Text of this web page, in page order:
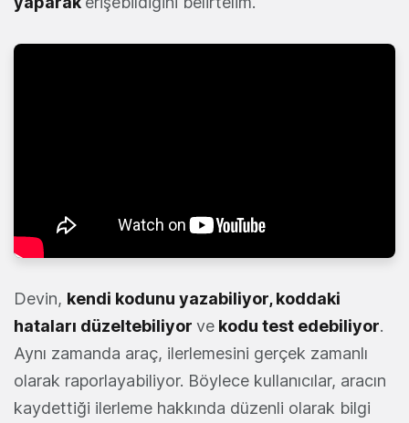
Devin, kendi kodunu yazabiliyor, koddaki
hataları düzeltebiliyor ve kodu test edebiliyor.
Aynı zamanda araç, ilerlemesini gerçek zamanlı
olarak raporlayabiliyor. Böylece kullanıcılar, aracın
kaydettiği ilerleme hakkında düzenli olarak bilgi